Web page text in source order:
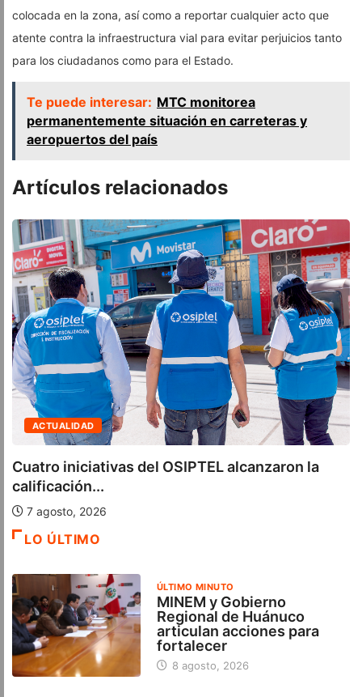
colocada en la zona, así como a reportar cualquier acto que
atente contra la infraestructura vial para evitar perjuicios tanto
para los ciudadanos como para el Estado.
Te puede interesar: MTC monitorea
permanentemente situación en carreteras y
aeropuertos del país
Artículos relacionados
ACTUALIDAD
Cuatro iniciativas del OSIPTEL alcanzaron la
calificación...
7 agosto, 2026
LO ÚLTIMO
ÚLTIMO MINUTO
MINEM y Gobierno
Regional de Huánuco
articulan acciones para
fortalecer
8 agosto, 2026